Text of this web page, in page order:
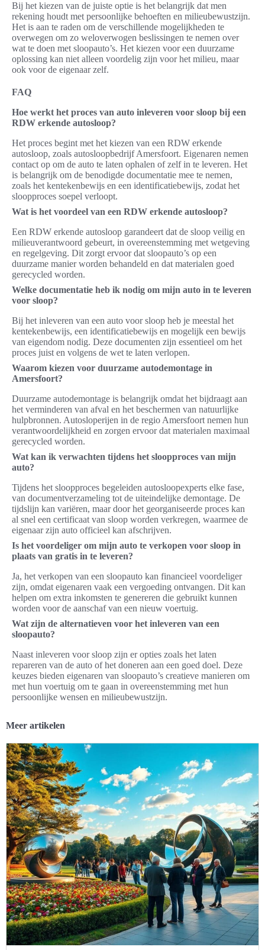
Bij het kiezen van de juiste optie is het belangrijk dat men
rekening houdt met persoonlijke behoeften en milieubewustzijn.
Het is aan te raden om de verschillende mogelijkheden te
overwegen om zo weloverwogen beslissingen te nemen over
wat te doen met sloopauto’s. Het kiezen voor een duurzame
oplossing kan niet alleen voordelig zijn voor het milieu, maar
ook voor de eigenaar zelf.
FAQ
Hoe werkt het proces van auto inleveren voor sloop bij een
RDW erkende autosloop?
Het proces begint met het kiezen van een RDW erkende
autosloop, zoals autosloopbedrijf Amersfoort. Eigenaren nemen
contact op om de auto te laten ophalen of zelf in te leveren. Het
is belangrijk om de benodigde documentatie mee te nemen,
zoals het kentekenbewijs en een identificatiebewijs, zodat het
sloopproces soepel verloopt.
Wat is het voordeel van een RDW erkende autosloop?
Een RDW erkende autosloop garandeert dat de sloop veilig en
milieuverantwoord gebeurt, in overeenstemming met wetgeving
en regelgeving. Dit zorgt ervoor dat sloopauto’s op een
duurzame manier worden behandeld en dat materialen goed
gerecycled worden.
Welke documentatie heb ik nodig om mijn auto in te leveren
voor sloop?
Bij het inleveren van een auto voor sloop heb je meestal het
kentekenbewijs, een identificatiebewijs en mogelijk een bewijs
van eigendom nodig. Deze documenten zijn essentieel om het
proces juist en volgens de wet te laten verlopen.
Waarom kiezen voor duurzame autodemontage in
Amersfoort?
Duurzame autodemontage is belangrijk omdat het bijdraagt aan
het verminderen van afval en het beschermen van natuurlijke
hulpbronnen. Autosloperijen in de regio Amersfoort nemen hun
verantwoordelijkheid en zorgen ervoor dat materialen maximaal
gerecycled worden.
Wat kan ik verwachten tijdens het sloopproces van mijn
auto?
Tijdens het sloopproces begeleiden autosloopexperts elke fase,
van documentverzameling tot de uiteindelijke demontage. De
tijdslijn kan variëren, maar door het georganiseerde proces kan
al snel een certificaat van sloop worden verkregen, waarmee de
eigenaar zijn auto officieel kan afschrijven.
Is het voordeliger om mijn auto te verkopen voor sloop in
plaats van gratis in te leveren?
Ja, het verkopen van een sloopauto kan financieel voordeliger
zijn, omdat eigenaren vaak een vergoeding ontvangen. Dit kan
helpen om extra inkomsten te genereren die gebruikt kunnen
worden voor de aanschaf van een nieuw voertuig.
Wat zijn de alternatieven voor het inleveren van een
sloopauto?
Naast inleveren voor sloop zijn er opties zoals het laten
repareren van de auto of het doneren aan een goed doel. Deze
keuzes bieden eigenaren van sloopauto’s creatieve manieren om
met hun voertuig om te gaan in overeenstemming met hun
persoonlijke wensen en milieubewustzijn.
Meer artikelen